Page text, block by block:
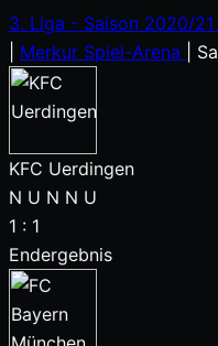
3. Liga - Saison 2020/21
Merkur Spiel-Arena
KFC Uerdingen
N U N N U
1 : 1
Endergebnis